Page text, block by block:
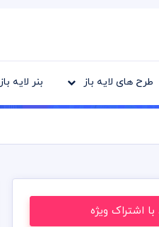
طرح های لایه باز بنر لایه باز
با اشتراک ویژه